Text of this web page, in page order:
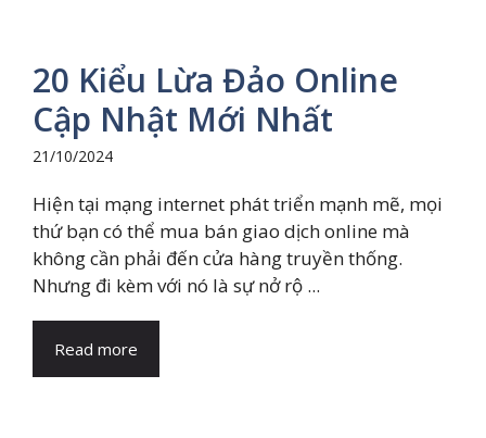
20 Kiểu Lừa Đảo Online
Cập Nhật Mới Nhất
21/10/2024
Hiện tại mạng internet phát triển mạnh mẽ, mọi
thứ bạn có thể mua bán giao dịch online mà
không cần phải đến cửa hàng truyền thống.
Nhưng đi kèm với nó là sự nở rộ ...
Read more